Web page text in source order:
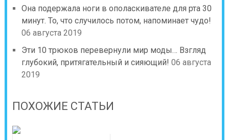
Она подержала ноги в ополаскивателе для рта 30
минут. То, что случилось потом, напоминает чудо!
06 августа 2019
Эти 10 трюков перевернули мир моды… Взгляд
глубокий, притягательный и сияющий! 06 августа
2019
ПОХОЖИЕ СТАТЬИ